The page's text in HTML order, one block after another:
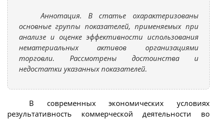
Аннотация. В статье охарактеризованы
основные группы показателей, применяемых при
анализе и оценке эффективности использования
нематериальных активов организациями
торговли. Рассмотрены достоинства и
недостатки указанных показателей.
В современных экономических условиях
результативность коммерческой деятельности во